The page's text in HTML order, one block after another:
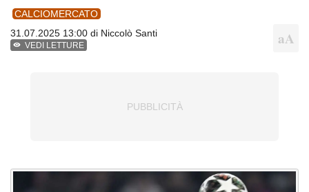
CALCIOMERCATO
31.07.2025 13:00 di Niccolò Santi
VEDI LETTURE